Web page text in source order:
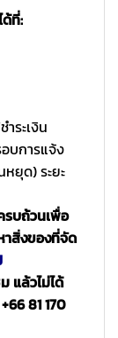
ที่:
ระเงิน
บการแจ้ง
หยุด) ระยะ
บถ้วนเพื่อ
สิ่งของที่จัด
แล้วไม่ได้
81 170